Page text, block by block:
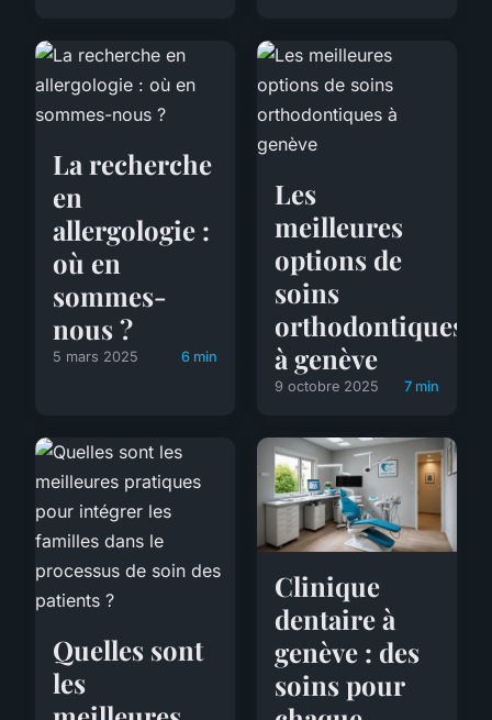
La recherche
en
allergologie :
où en
sommes-
nous ?
5 mars 2025 6 min
Les
meilleures
options de
soins
orthodontiques
à genève
9 octobre 2025 7 min
Quelles sont
les
Clinique
dentaire à
genève : des
soins pour